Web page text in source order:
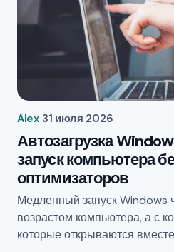
Alex 31 июля 2026
Автозагрузка
запуск компьютера
оптимизаторов
Медленный запуск Windows
возрастом компьютера, а с
которые открываются